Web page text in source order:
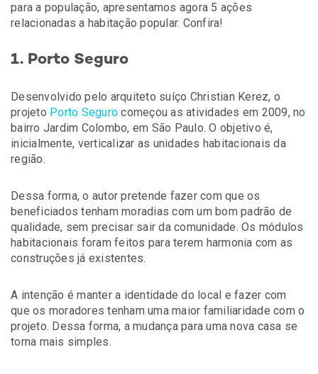
para a população, apresentamos agora 5 ações
relacionadas a habitação popular. Confira!
1. Porto Seguro
Desenvolvido pelo arquiteto suíço Christian Kerez, o
projeto Porto Seguro começou as atividades em 2009, no
bairro Jardim Colombo, em São Paulo. O objetivo é,
inicialmente, verticalizar as unidades habitacionais da
região.
Dessa forma, o autor pretende fazer com que os
beneficiados tenham moradias com um bom padrão de
qualidade, sem precisar sair da comunidade. Os módulos
habitacionais foram feitos para terem harmonia com as
construções já existentes.
A intenção é manter a identidade do local e fazer com
que os moradores tenham uma maior familiaridade com o
projeto. Dessa forma, a mudança para uma nova casa se
torna mais simples.